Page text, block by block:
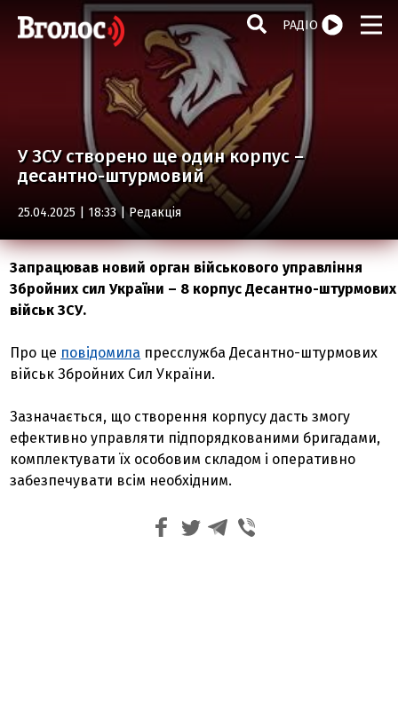
РАДІО
У ЗСУ створено ще один корпус –
десантно-штурмовий
25.04.2025 | 18:33 |Редакція
Запрацював новий орган військового управління
Збройних сил України – 8 корпус Десантно-штурмових
військ ЗСУ.
Про це повідомила пресслужба Десантно-штурмових
військ Збройних Сил України.
Зазначається, що створення корпусу дасть змогу
ефективно управляти підпорядкованими бригадами,
комплектувати їх особовим складом і оперативно
забезпечувати всім необхідним.